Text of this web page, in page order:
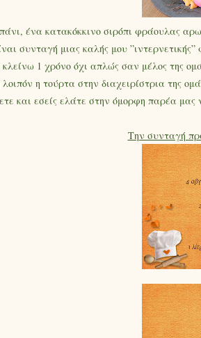
ένα κατακόκκινο σιρόπι φράουλας
μιας καλής μου
1 χρόνο όχι απλώς σαν μέλος
η τούρτα στην διαχειρίστρια της
και εσείς ελάτε στην όμορφη παρέα
Την συνταγή